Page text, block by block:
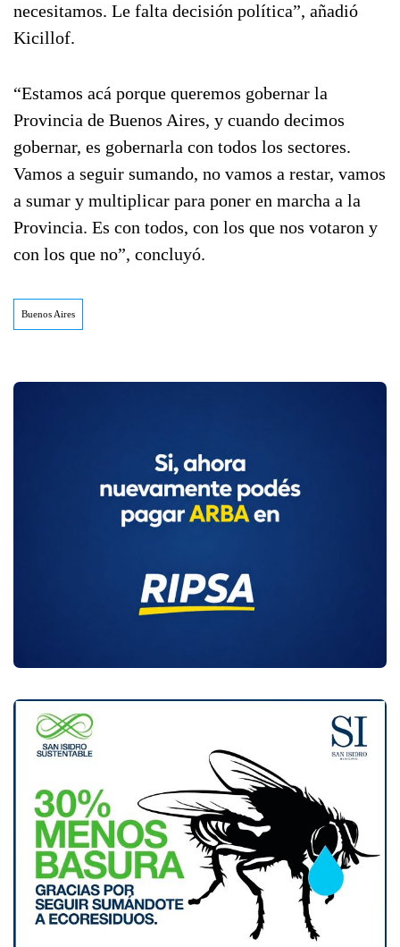
necesitamos. Le falta decisión política”, añadió
Kicillof.
“Estamos acá porque queremos gobernar la
Provincia de Buenos Aires, y cuando decimos
gobernar, es gobernarla con todos los sectores.
Vamos a seguir sumando, no vamos a restar, vamos
a sumar y multiplicar para poner en marcha a la
Provincia. Es con todos, con los que nos votaron y
con los que no”, concluyó.
Buenos Aires